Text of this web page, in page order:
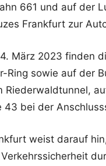
661 und auf der
Frankfurt zur
März 2023 finden
Ring sowie auf der
Riederwaldtunnel,
43 bei der
weist darauf